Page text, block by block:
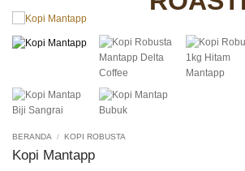
BERANDA / KOPI ROBUSTA
Kopi Mantapp